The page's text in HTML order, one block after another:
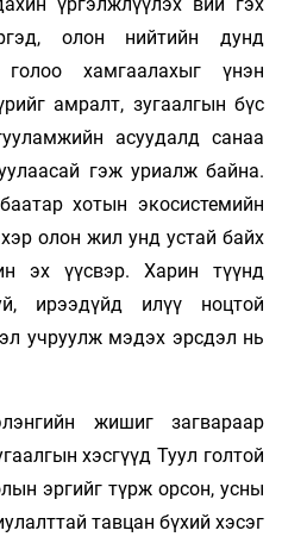
олон нийтийн дунд
хамгаалахыг үнэн
амралт, зугаалгын бүс
асуудалд санаа
гэж уриалж байна.
хотын экосистемийн
олон жил унд устай байх
эх үүсвэр. Харин түүнд
ирээдүйд илүү ноцтой
учруулж мэдэх эрсдэл нь
жишиг загвараар
хэсгүүд Туул голтой
эргийг түрж орсон, усны
тавцан бүхий хэсэг